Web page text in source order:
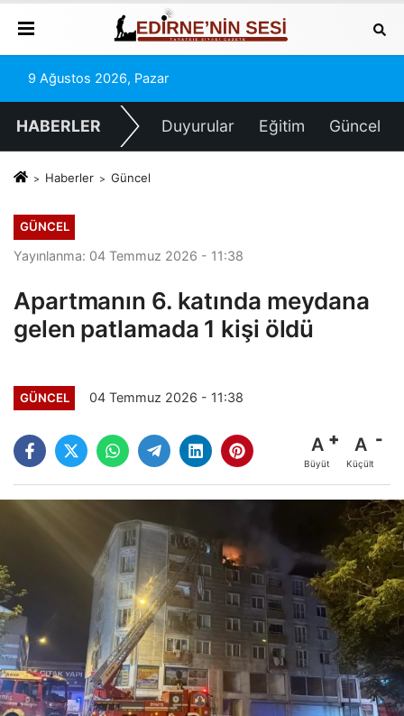
9 Ağustos 2026, Pazar
HABERLER Duyurular Eğitim Güncel
Haberler Güncel
GÜNCEL
Yayınlanma: 04 Temmuz 2026 - 11:38
Apartmanın 6. katında meydana
gelen patlamada 1 kişi öldü
GÜNCEL 04 Temmuz 2026 - 11:38
A
Büyüt
A
Küçült